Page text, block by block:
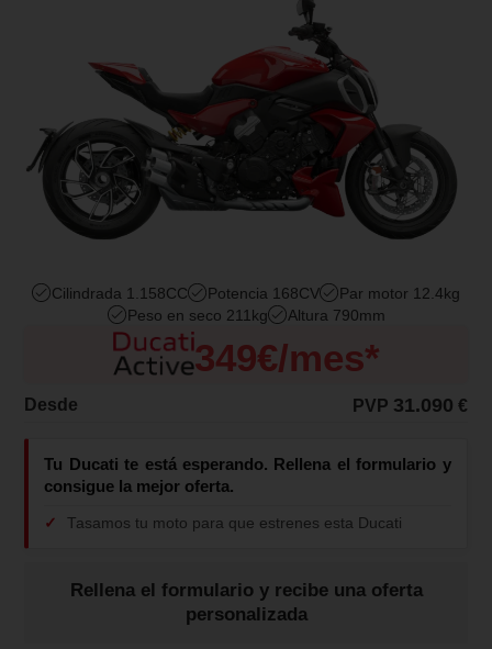
Cilindrada 1.158CC Potencia 168CV
Par motor 12.4kg
Peso en seco 211kg
Altura 790mm
349€/mes*
Desde PVP 31.090 €
Tu Ducati te está esperando. Rellena el formulario y
consigue la mejor oferta.
Tasamos tu moto para que estrenes esta Ducati
Rellena el formulario y recibe una oferta
personalizada